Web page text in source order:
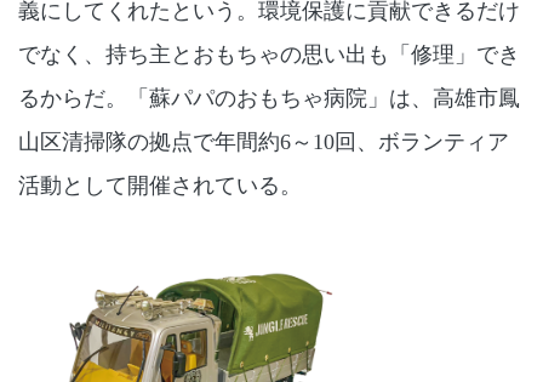
義にしてくれたという。環境保護に貢献できるだけ
でなく、持ち主とおもちゃの思い出も「修理」でき
るからだ。「蘇パパのおもちゃ病院」は、高雄市鳳
山区清掃隊の拠点で年間約6～ 10回、ボランティア
活動として開催されている。